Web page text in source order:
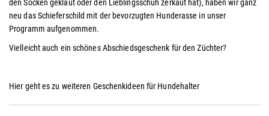
den Socken geklaut oder den Lieblingsschuh zerkaut hat), haben wir ganz
neu das Schieferschild mit der bevorzugten Hunderasse in unser
Programm aufgenommen.
Vielleicht auch ein schönes Abschiedsgeschenk für den Züchter?
Hier geht es zu weiteren Geschenkideen für Hundehalter